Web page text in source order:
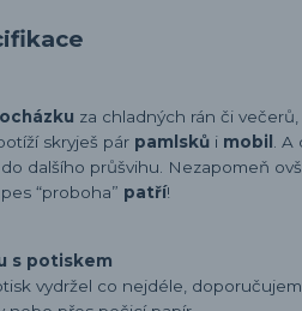
za chladných rán či
skryješ pár pamlsků i mobil
.
dalšího průšvihu. Nezapomeň
“proboha” patří!
s potiskem
vydržel co nejdéle,